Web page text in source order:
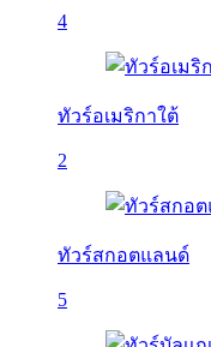
4
ทัวร์อเมริกาใต้
2
ทัวร์สกอตแลนด์
5